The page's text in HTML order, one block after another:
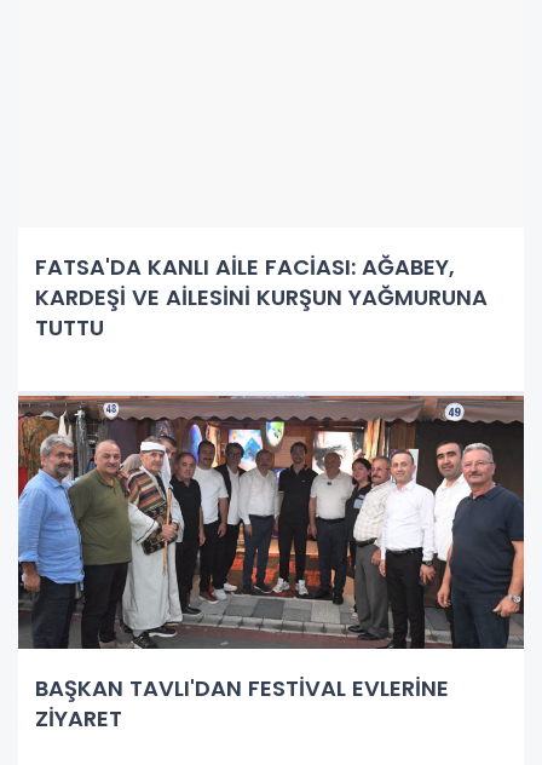
FATSA'DA KANLI AİLE FACİASI: AĞABEY,
KARDEŞİ VE AİLESİNİ KURŞUN YAĞMURUNA
TUTTU
BAŞKAN TAVLI'DAN FESTİVAL EVLERİNE
ZİYARET